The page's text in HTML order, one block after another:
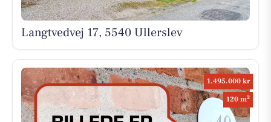
Langtvedvej 17, 5540 Ullerslev
1.495.000 kr
120 m2